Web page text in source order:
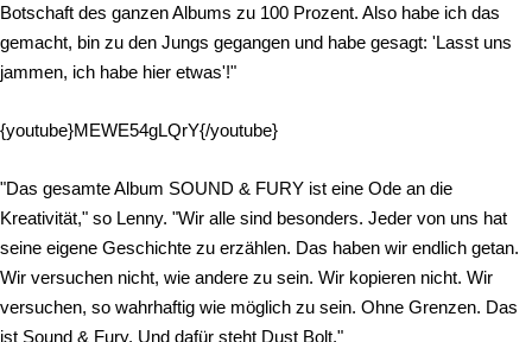
Botschaft des ganzen Albums zu 100 Prozent. Also habe ich das
gemacht, bin zu den Jungs gegangen und habe gesagt: 'Lasst uns
jammen, ich habe hier etwas'!"
{youtube}MEWE54gLQrY{/youtube}
"Das gesamte Album SOUND & FURY ist eine Ode an die
Kreativität," so Lenny. "Wir alle sind besonders. Jeder von uns hat
seine eigene Geschichte zu erzählen. Das haben wir endlich getan.
Wir versuchen nicht, wie andere zu sein. Wir kopieren nicht. Wir
versuchen, so wahrhaftig wie möglich zu sein. Ohne Grenzen. Das
ist Sound & Fury. Und dafür steht Dust Bolt."